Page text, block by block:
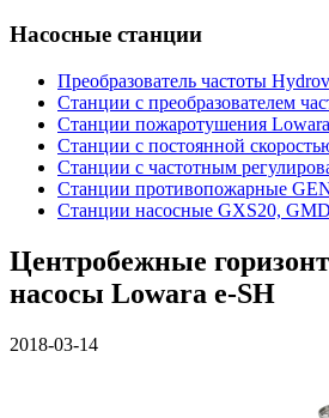
Насосные станции
Преобразователь частоты
Станции с преобразователем
Станции пожаротушения
Станции с постоянной
Станции с частотным
Станции противопожарные
Станции насосные GXS20,
Центробежные
насосы Lowara e-SH
2018-03-14